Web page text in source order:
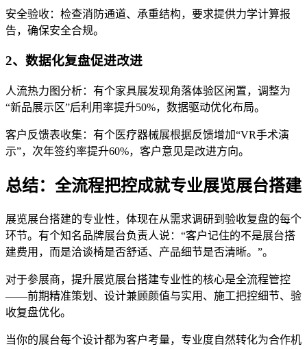
安全验收：检查消防通道、承重结构，要求提供力学计算报
告，确保安全合规。
2、数据化复盘促进改进
人流热力图分析：有个家具展发现角落体验区闲置，调整为
“新品展示区”后利用率提升50%，数据驱动优化布局。
客户反馈表收集：有个医疗器械展根据反馈增加“VR手术演
示”，次年签约率提升60%，客户意见是改进方向。
总结：全流程把控成就专业展览展台搭建
展览展台搭建的专业性，体现在从需求调研到验收复盘的每个
环节。有个知名品牌展台负责人说：“客户记住的不是展台搭
建费用，而是洽谈椅是否舒适、产品细节是否清晰。”。
对于参展商，提升展览展台搭建专业性的核心是全流程管控
——前期精准策划、设计兼顾颜值与实用、施工把控细节、验
收复盘优化。
当你的展台每个设计都为客户考量，专业度自然转化为合作机